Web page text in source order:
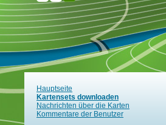
Hauptseite
Kartensets downloaden
Nachrichten über die Karten
Kommentare der Benutzer